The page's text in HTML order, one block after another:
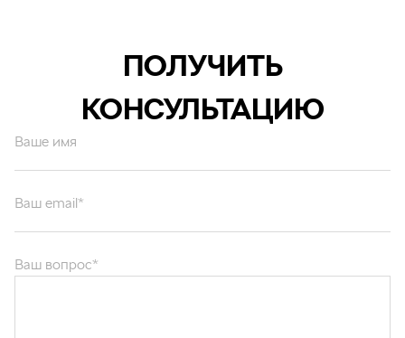
ПОЛУЧИТЬ
КОНСУЛЬТАЦИЮ
Ваше имя
персональных данных